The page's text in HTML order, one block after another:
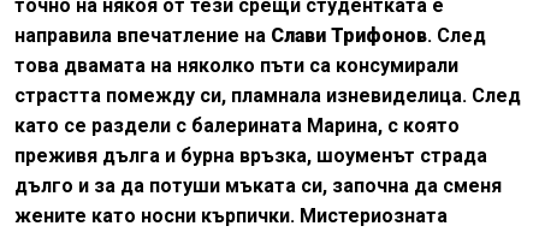
точно на някоя от тези срещи студентката е
направила впечатление на Слави Трифонов. След
това двамата на няколко пъти са консумирали
страстта помежду си, пламнала изневиделица. След
като се раздели с балерината Марина, с която
преживя дълга и бурна връзка, шоуменът страда
дълго и за да потуши мъката си, започна да сменя
жените като носни кърпички. Мистериозната